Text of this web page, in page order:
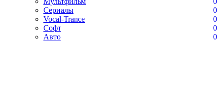
Сериалы
0
Vocal-Trance
0
Софт
0
Авто
0